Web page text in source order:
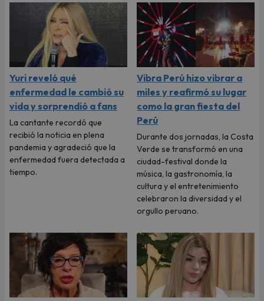
Yuri reveló qué
enfermedad le cambió su
vida y sorprendió a fans
La cantante recordó que
recibió la noticia en plena
pandemia y agradeció que la
enfermedad fuera detectada a
tiempo.
Vibra Perú hizo vibrar a
miles y reafirmó su lugar
como la gran fiesta del
Perú
Durante dos jornadas, la Costa
Verde se transformó en una
ciudad-festival donde la
música, la gastronomía, la
cultura y el entretenimiento
celebraron la diversidad y el
orgullo peruano.